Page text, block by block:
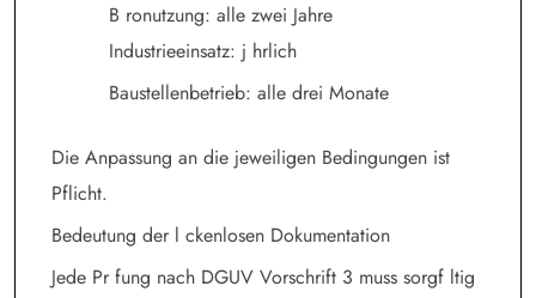
B ronutzung: alle zwei Jahre
Industrieeinsatz: j hrlich
Baustellenbetrieb: alle drei Monate
Die Anpassung an die jeweiligen Bedingungen ist
Pflicht.
Bedeutung der l ckenlosen Dokumentation
Jede Pr fung nach DGUV Vorschrift 3 muss sorgf ltig